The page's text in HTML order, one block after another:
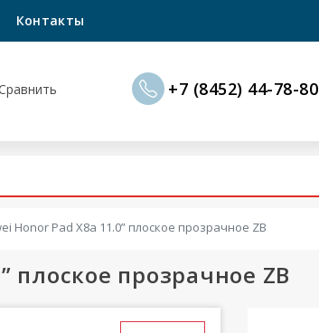
Контакты
+7 (8452) 44-78-80
Honor Pad X8a 11.0” плоское прозрачное ZB
плоское прозрачное ZB